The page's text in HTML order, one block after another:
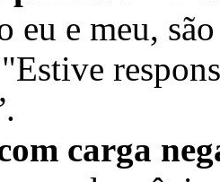
eu e meu,
carga